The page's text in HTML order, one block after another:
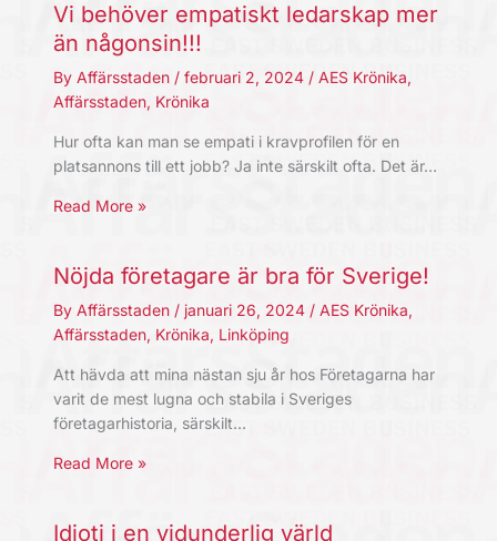
Vi behöver empatiskt ledarskap mer
än någonsin!!!
By Affärsstaden / februari 2, 2024 / AES Krönika,
Affärsstaden, Krönika
Hur ofta kan man se empati i kravprofilen för en
platsannons till ett jobb? Ja inte särskilt ofta. Det är…
Read More »
Nöjda företagare är bra för Sverige!
By Affärsstaden / januari 26, 2024 / AES Krönika,
Affärsstaden, Krönika, Linköping
Att hävda att mina nästan sju år hos Företagarna har
varit de mest lugna och stabila i Sveriges
företagarhistoria, ­särskilt…
Read More »
Idioti i en vidunderlig värld